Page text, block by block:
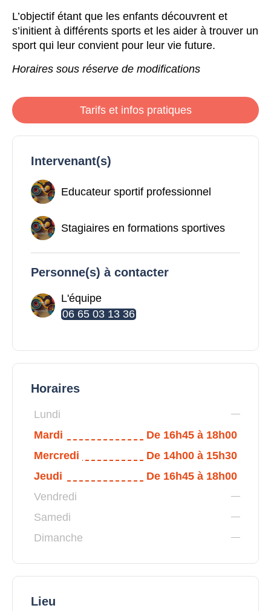
L’objectif étant que les enfants découvrent et
s’initient à différents sports et les aider à trouver un
sport qui leur convient pour leur vie future.
Horaires sous réserve de modifications
Tarifs et infos pratiques
Intervenant(s)
Educateur sportif professionnel
Stagiaires en formations sportives
Personne(s) à contacter
L'équipe
06 65 03 13 36
Horaires
Lundi
Mardi
De 16h45 à 18h00
Mercredi
De 14h00 à 15h30
Jeudi
De 16h45 à 18h00
Vendredi
Samedi
Dimanche
Lieu